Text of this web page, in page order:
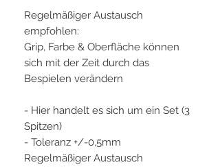
Regelmäßiger Austausch
empfohlen:
Grip, Farbe & Oberfläche können
sich mit der Zeit durch das
Bespielen verändern
- Hier handelt es sich um ein Set (3
Spitzen)
- Toleranz +/-0,5mm
Regelmäßiger Austausch